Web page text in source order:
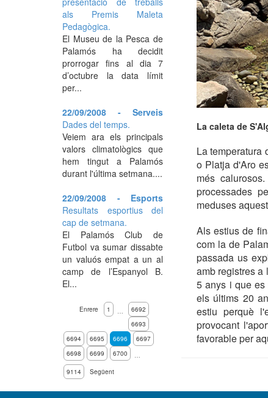
La caleta de
La temperatura
o Platja d'Aro
més
processades
meduses
Als estius de
com la de
passada us
amb registres a
5 anys i que es
els últims 20
estiu perquè
provocant
favorable per
als Premis Maleta
Pedagògica.
El Museu de la Pesca de
Palamós ha decidit
prorrogar fins al dia 7
d’octubre la data límit
per...
22/09/2008 - Serveis
Dades del temps.
Veiem ara els principals
valors climatològics que
hem tingut a Palamós
durant l'última setmana....
22/09/2008 - Esports
Resultats esportius del
cap de setmana.
El Palamós Club de
Futbol va sumar dissabte
un valuós empat a un al
camp de l’Espanyol B.
El...
Enrere 1 …
6692
6693
6694
6695 6696
6697
6698
6699 6700
…
9114
Següent